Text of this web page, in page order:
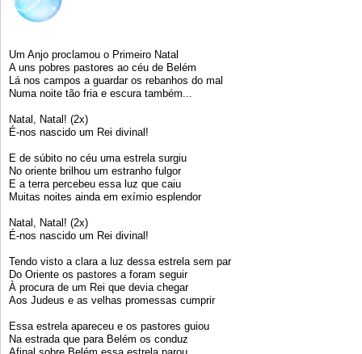
Um Anjo proclamou o Primeiro Natal
A uns pobres pastores ao céu de Belém
Lá nos campos a guardar os rebanhos do mal
Numa noite tão fria e escura também...
Natal, Natal! (2x)
É-nos nascido um Rei divinal!
E de súbito no céu uma estrela surgiu
No oriente brilhou um estranho fulgor
E a terra percebeu essa luz que caiu
Muitas noites ainda em exímio esplendor
Natal, Natal! (2x)
É-nos nascido um Rei divinal!
Tendo visto a clara a luz dessa estrela sem par
Do Oriente os pastores a foram seguir
À procura de um Rei que devia chegar
Aos Judeus e as velhas promessas cumprir
Essa estrela apareceu e os pastores guiou
Na estrada que para Belém os conduz